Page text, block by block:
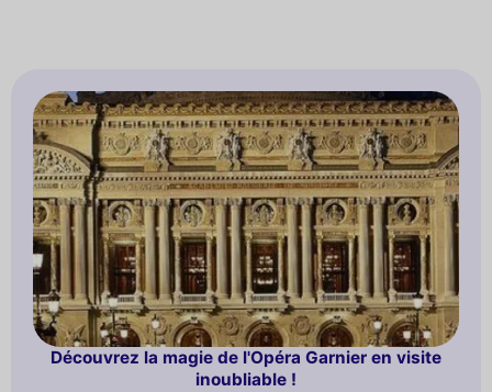
Découvrez la magie de l'Opéra Garnier en visite
inoubliable !